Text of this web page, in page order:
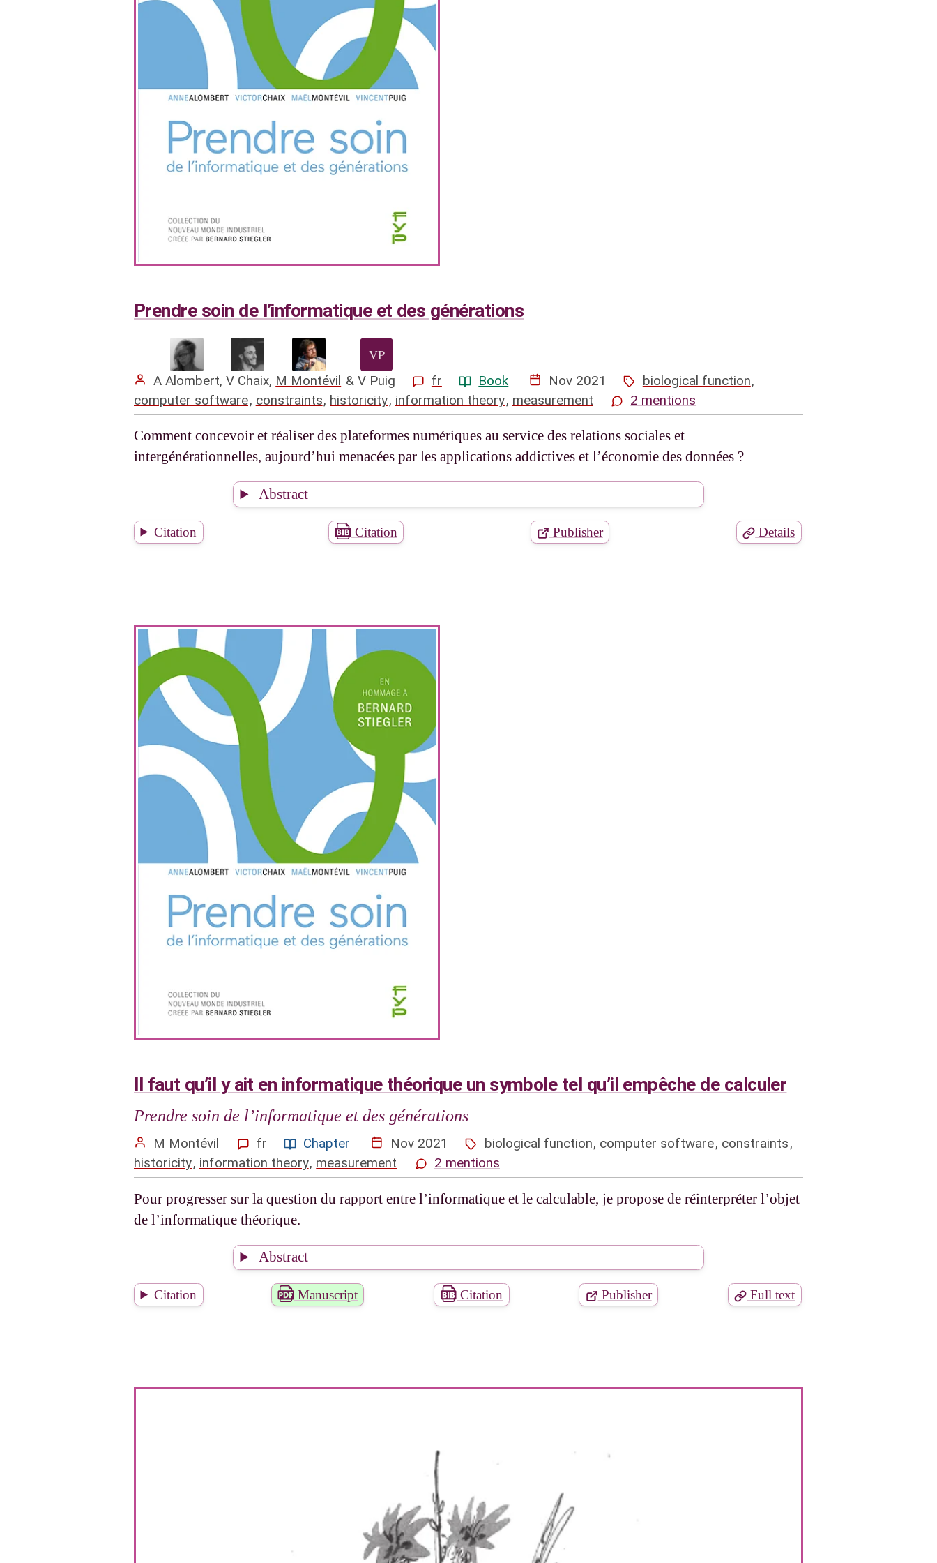
Prendre soin de l’informatique et des générations
A Alombert,V Chaix, M Montévil & V Puig fr Book Nov 2021 biological function,
computer software, constraints, historicity, information theory, measurement 2 mentions
Comment concevoir et réaliser des plateformes numériques au service des relations sociales et
intergénérationnelles, aujourd’hui menacées par les applications addictives et l’économie des données ?
Abstract
Citation Citation Publisher Details
Il faut qu’il y ait en informatique théorique un symbole tel qu’il empêche de calculer
Prendre soin de l’informatique et des générations
M Montévil fr Chapter Nov 2021 biological function, computer software, constraints,
historicity, information theory, measurement 2 mentions
Pour progresser sur la question du rapport entre l’informatique et le calculable, je propose de réinterpréter l’objet
de l’informatique théorique.
Abstract
Citation Manuscript Citation Publisher Full text